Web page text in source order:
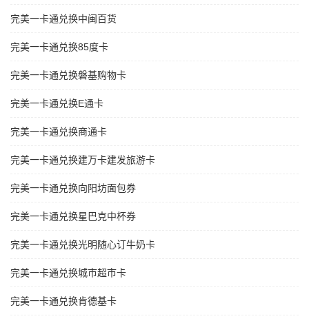
完美一卡通兑换中闽百货
完美一卡通兑换85度卡
完美一卡通兑换磐基购物卡
完美一卡通兑换E通卡
完美一卡通兑换商通卡
完美一卡通兑换建万卡建发旅游卡
完美一卡通兑换向阳坊面包券
完美一卡通兑换星巴克中杯券
完美一卡通兑换光明随心订牛奶卡
完美一卡通兑换城市超市卡
完美一卡通兑换肯德基卡